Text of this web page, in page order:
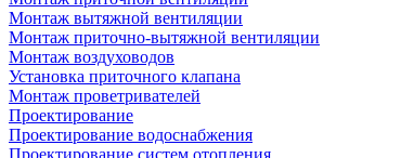
Монтаж вытяжной вентиляции
Монтаж приточно-вытяжной вентиляции
Монтаж воздуховодов
Установка приточного клапана
Монтаж проветривателей
Проектирование
Проектирование водоснабжения
Проектирование систем отопления